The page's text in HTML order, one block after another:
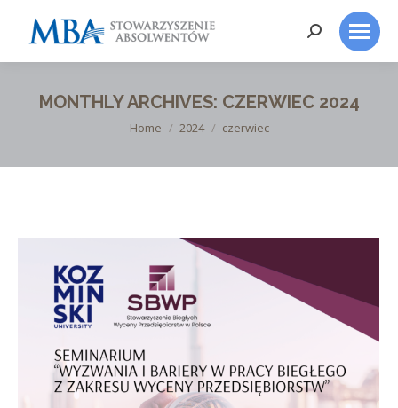
Search:
MONTHLY ARCHIVES: CZERWIEC 2024
You are here:
Home 2024 czerwiec